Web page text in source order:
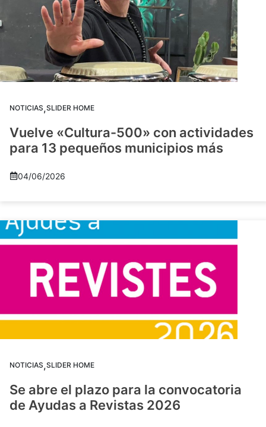
NOTICIAS,SLIDER HOME
Vuelve «Cultura-500» con actividades
para 13 pequeños municipios más
04/06/2026
NOTICIAS,SLIDER HOME
Se abre el plazo para la convocatoria
de Ayudas a Revistas 2026